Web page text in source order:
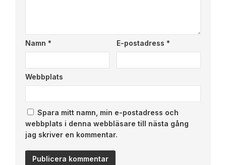
Namn * E-postadress *
Webbplats
Spara mitt namn, min e-postadress och
webbplats i denna webbläsare till nästa gång
jag skriver en kommentar.